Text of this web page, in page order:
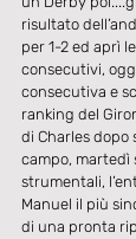
risultato
per 1-2 ed aprì
consecutivi,
consecutiva e
ranking del
di Charles dopo
campo, martedì
strumentali,
Manuel il più
di una pronta